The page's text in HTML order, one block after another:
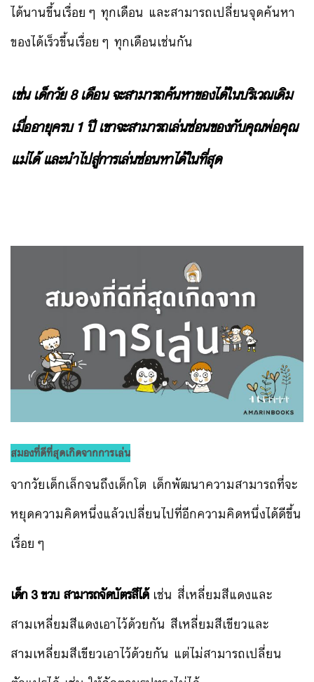
ได้นานขึ้นเรื่อยๆ ทุกเดือน และสามารถเปลี่ยนจุดค้นหา
ของได้เร็วขึ้นเรื่อยๆ ทุกเดือนเช่นกัน
เช่น เด็กวัย 8 เดือน จะสามารถค้นหาของได้ในบริเวณเดิม
เมื่ออายุครบ 1 ปี เขาจะสามารถเล่นซ่อนของกับคุณพ่อคุณ
แม่ได้ และนำไปสู่การเล่นซ่อนหาได้ในที่สุด
สมองที่ดีที่สุดเกิดจากการเล่น
จากวัยเด็กเล็กจนถึงเด็กโต เด็กพัฒนาความสามารถที่จะ
หยุดความคิดหนึ่งแล้วเปลี่ยนไปที่อีกความคิดหนึ่งได้ดีขึ้น
เรื่อยๆ
เด็ก 3 ขวบ สามารถจัดบัตรสีได้เช่น สี่เหลี่ยมสีแดงและ
สามเหลี่ยมสีแดงเอาไว้ด้วยกัน สีเหลี่ยมสีเขียวและ
สามเหลี่ยมสีเขียวเอาไว้ด้วยกัน แต่ไม่สามารถเปลี่ยน